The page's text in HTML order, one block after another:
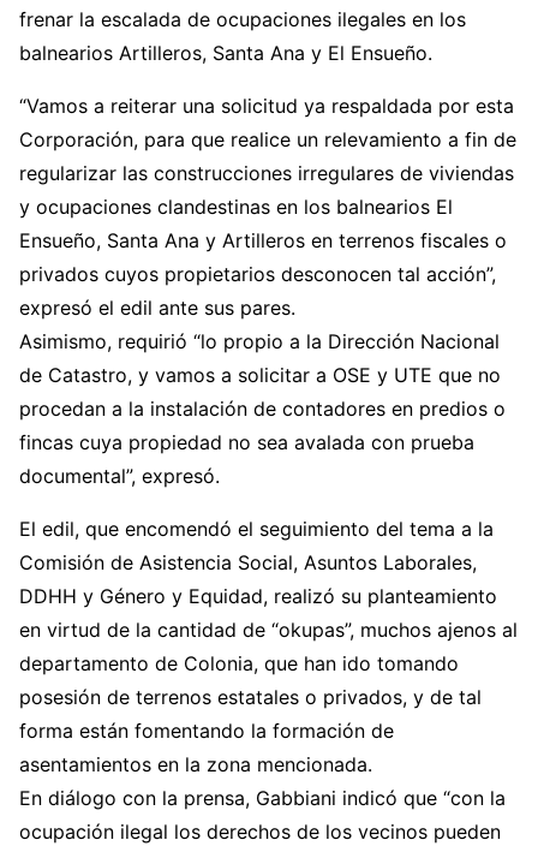
frenar la escalada de ocupaciones ilegales en los
balnearios Artilleros, Santa Ana y El Ensueño.
“Vamos a reiterar una solicitud ya respaldada por esta
Corporación, para que realice un relevamiento a fin de
regularizar las construcciones irregulares de viviendas
y ocupaciones clandestinas en los balnearios El
Ensueño, Santa Ana y Artilleros en terrenos fiscales o
privados cuyos propietarios desconocen tal acción”,
expresó el edil ante sus pares.
Asimismo, requirió “lo propio a la Dirección Nacional
de Catastro, y vamos a solicitar a OSE y UTE que no
procedan a la instalación de contadores en predios o
fincas cuya propiedad no sea avalada con prueba
documental”, expresó.
El edil, que encomendó el seguimiento del tema a la
Comisión de Asistencia Social, Asuntos Laborales,
DDHH y Género y Equidad, realizó su planteamiento
en virtud de la cantidad de “okupas”, muchos ajenos al
departamento de Colonia, que han ido tomando
posesión de terrenos estatales o privados, y de tal
forma están fomentando la formación de
asentamientos en la zona mencionada.
En diálogo con la prensa, Gabbiani indicó que “con la
ocupación ilegal los derechos de los vecinos pueden